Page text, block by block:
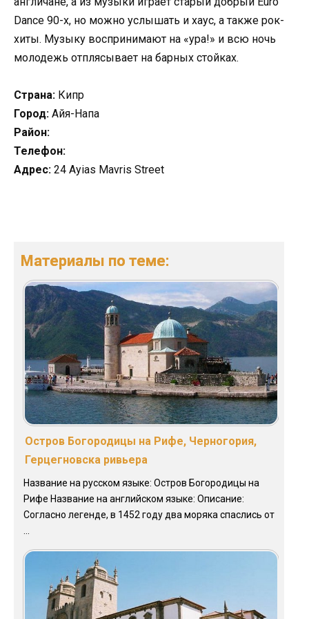
Dance 90-х, но можно услышать и хаус, а также рок-
хиты. Музыку воспринимают на «ура!» и всю ночь
молодежь отплясывает на барных стойках.
Страна: Кипр
Город: Айя-Напа
Район:
Телефон:
Адрес: 24 Ayias Mavris Street
Материалы по теме:
Остров Богородицы на Рифе, Черногория,
Герцегновска ривьера
Название на русском языке: Остров Богородицы на
Рифе Название на английском языке: Описание:
Согласно легенде, в 1452 году два моряка спаслись от